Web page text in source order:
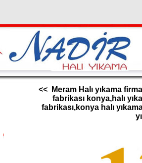
<< Meram Halı yıkama
fabrikası konya,halı
fabrikası,konya halı